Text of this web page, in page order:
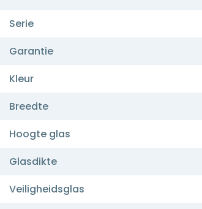
Serie
Garantie
Kleur
Breedte
Hoogte glas
Glasdikte
Veiligheidsglas